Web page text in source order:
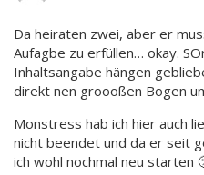
Da heiraten zwei, aber er
Aufagbe zu erfüllen… okay.
Inhaltsangabe hängen
direkt nen groooßen Bogen
Monstress hab ich hier auch
nicht beendet und da er seit
ich wohl nochmal neu starten